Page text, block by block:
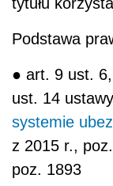
tytułu
Podstawa
● art. 9 ust.
ust. 14
systemie
z 2015 r.,
poz. 1893